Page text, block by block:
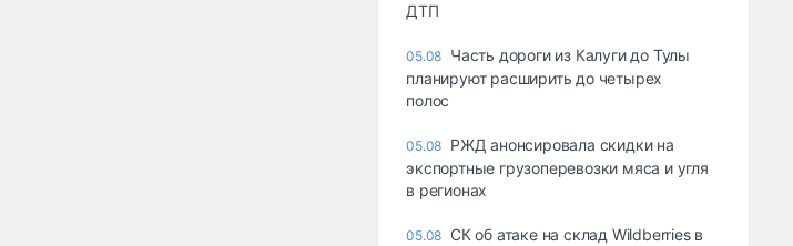
ДТП
05.08 Часть дороги из Калуги до Тулы
планируют расширить до четырех
полос
05.08 РЖД анонсировала скидки на
экспортные грузоперевозки мяса и угля
в регионах
05.08 СК об атаке на склад Wildberries в